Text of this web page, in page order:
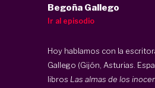
Begoña Gallego
Ir al episodio
Hoy hablamos con la
Gallego (Gijón, Asturias.
libros Las almas de los